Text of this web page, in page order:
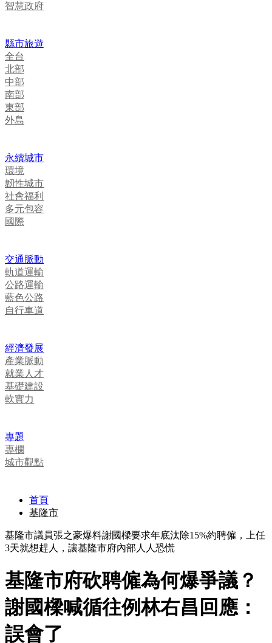
智慧政府
縣市旅遊
全台
北部
中部
南部
東部
外島
永續城市
環境
韌性城市
社會福利
多元包容
國際
交通脈動
軌道運輸
公路運輸
藍色公路
自行車道
經濟發展
產業脈動
就業人才
基礎建設
軟實力
專題
專欄
城市觀點
首頁
基隆市
基隆市議員張之豪爆料謝國樑要求年底汰除15%約聘僱，上任
3天就想趕人，讓基隆市府內部人人恐慌
基隆市府砍聘僱為何爆爭議？
謝國樑喊循往例林右昌回應：
誤會了